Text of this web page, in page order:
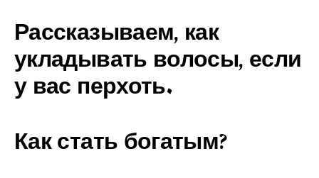
Рассказываем, как
укладывать волосы, если
у вас перхоть.
Как стать богатым?